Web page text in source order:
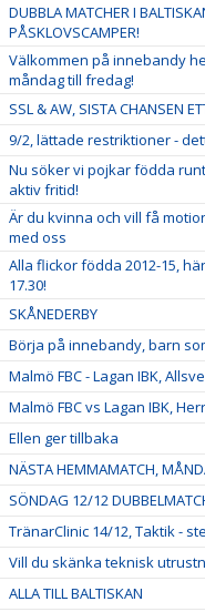
DUBBLA MATCHER I
PÅSKLOVSCAMPER!
Välkommen på innebandy
måndag till fredag!
SSL & AW, SISTA CHANSEN
9/2, lättade restriktioner -
Nu söker vi pojkar födda
aktiv fritid!
Är du kvinna och vill få
med oss
Alla flickor födda 2012-15,
17.30!
SKÅNEDERBY
Börja på innebandy, barn
Malmö FBC - Lagan IBK,
Malmö FBC vs Lagan IBK,
Ellen ger tillbaka
NÄSTA HEMMAMATCH,
SÖNDAG 12/12
TränarClinic 14/12, Taktik -
Vill du skänka teknisk
ALLA TILL BALTISKAN